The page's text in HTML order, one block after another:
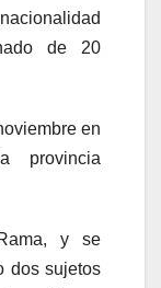
de 20
en
provincia
y se
dos sujetos